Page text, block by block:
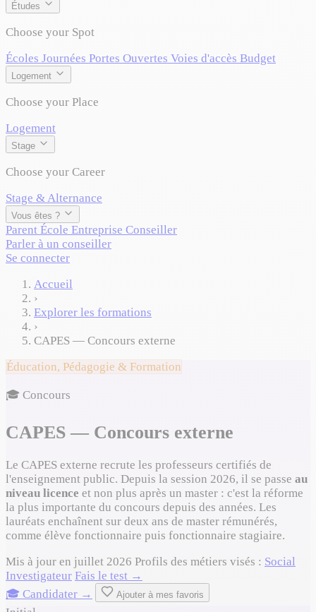
Études
Choose your Spot
Écoles Journées Portes Ouvertes Voies d'accès Budget
Logement
Choose your Place
Logement
Stage
Choose your Career
Stage & Alternance
Vous êtes ?
Parent École Entreprise Conseiller
Parler à un conseiller
Se connecter
Accueil
›
Explorer les formations
›
CAPES — Concours externe
Éducation, Pédagogie & Formation
🎓 Concours
CAPES — Concours externe
Le CAPES externe recrute les professeurs certifiés de
l'enseignement public. Depuis la session 2026, il se passe au
niveau licence et non plus après un master : c'est la réforme
la plus importante du concours depuis des années. Les
lauréats enchaînent sur deux ans de master rémunérés,
comme élève fonctionnaire puis fonctionnaire stagiaire.
Mis à jour en juillet 2026 Profils des métiers visés : Social
Investigateur Fais le test →
🎓 Candidater →
Ajouter à mes favoris